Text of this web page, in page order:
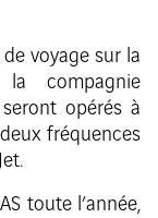
voyage sur la
la compagnie
opérés à
fréquences
toute l’année,